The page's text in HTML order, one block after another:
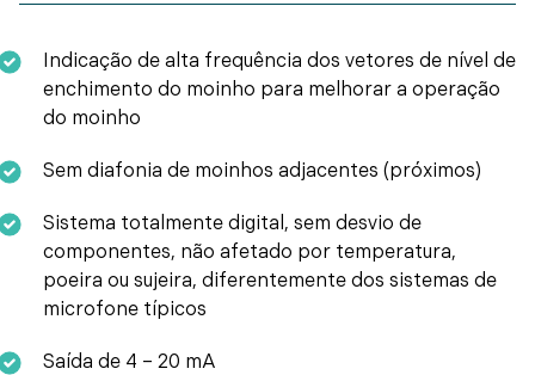
Indicação de alta frequência dos vetores de nível de
enchimento do moinho para melhorar a operação
do moinho
Sem diafonia de moinhos adjacentes (próximos)
Sistema totalmente digital, sem desvio de
componentes, não afetado por temperatura,
poeira ou sujeira, diferentemente dos sistemas de
microfone típicos
Saída de 4 – 20 mA